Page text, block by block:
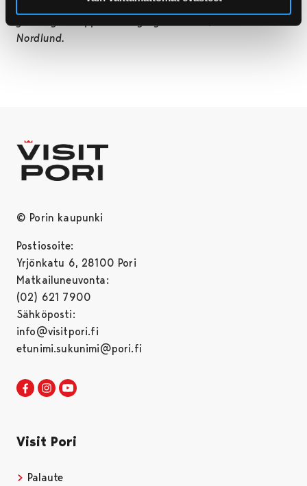
toimijoiden kanssa. Etsimme ensimmäisiä
Nordlund.
© Porin kaupunki
Postiosoite:
Yrjönkatu 6, 28100 Pori
Matkailuneuvonta:
(02) 621 7900
Sähköposti:
info@visitpori.fi
etunimi.sukunimi@pori.fi
Visit Pori Facebookissa
Avautuu uudessa välilehdessä
Visit Pori Instagrammissa
Avautuu uudessa välilehdessä
Visit Pori
Palaute